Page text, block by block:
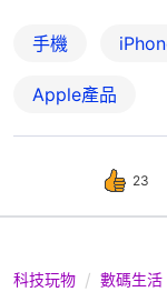
手機
Apple產品
23
科技玩物 數碼生活